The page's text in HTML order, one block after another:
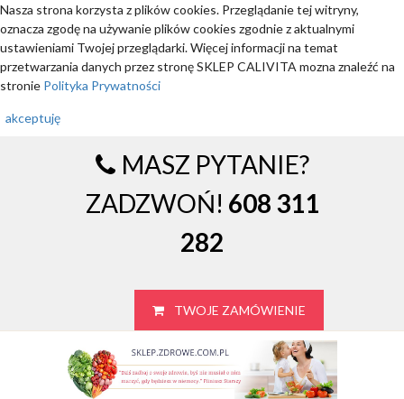
Nasza strona korzysta z plików cookies. Przeglądanie tej witryny,
oznacza zgodę na używanie plików cookies zgodnie z aktualnymi
ustawieniami Twojej przeglądarki. Więcej informacji na temat
przetwarzania danych przez stronę SKLEP CALIVITA mozna znaleźć na
stronie Polityka Prywatności
akceptuję
MASZ PYTANIE?
ZADZWOŃ! 608 311
282
TWOJE ZAMÓWIENIE